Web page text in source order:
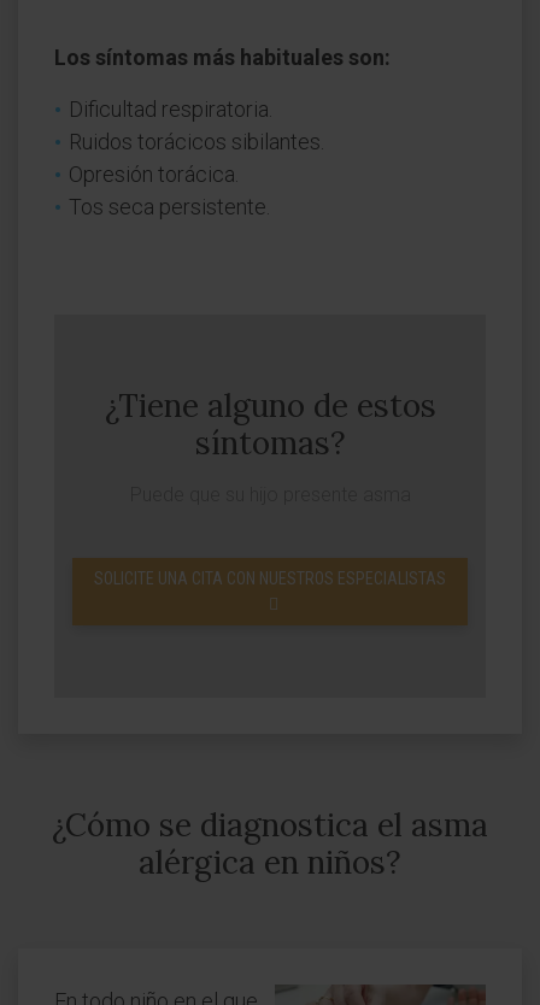
Los síntomas más habituales son:
Dificultad respiratoria.
Ruidos torácicos sibilantes.
Opresión torácica.
Tos seca persistente.
¿Tiene alguno de estos
síntomas?
SOLICITE UNA CITA CON NUESTROS ESPECIALISTAS
¿Cómo se diagnostica el asma
alérgica en niños?